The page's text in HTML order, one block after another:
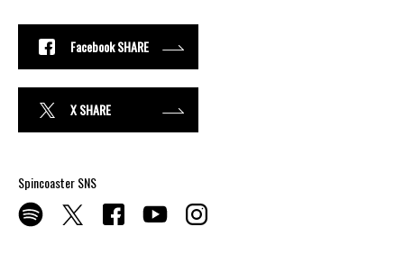
Facebook SHARE
X SHARE
Spincoaster SNS